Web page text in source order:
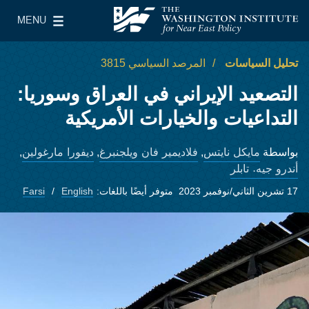
معهد واشنطن لسياسات الشرق الأدنى
MENU
Main Menu
تحليل السياسات المرصد السياسي 3815
التصعيد الإيراني في العراق وسوريا:
التداعيات والخيارات الأمريكية
بواسطة مايكل نايتس, فلاديمير فان ويلجنبرغ, ديفورا مارغولين,
أندرو جيه. تابلر
17 تشرين الثاني/نوفمبر 2023 متوفر أيضًا باللغات: English
Farsi